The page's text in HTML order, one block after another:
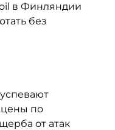
в Финляндии
без
цены по
от атак